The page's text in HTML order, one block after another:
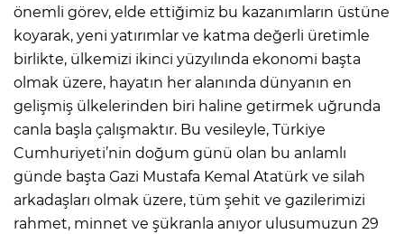
önemli görev, elde ettiğimiz bu kazanımların üstüne
koyarak, yeni yatırımlar ve katma değerli üretimle
birlikte, ülkemizi ikinci yüzyılında ekonomi başta
olmak üzere, hayatın her alanında dünyanın en
gelişmiş ülkelerinden biri haline getirmek uğrunda
canla başla çalışmaktır. Bu vesileyle, Türkiye
Cumhuriyeti’nin doğum günü olan bu anlamlı
günde başta Gazi Mustafa Kemal Atatürk ve silah
arkadaşları olmak üzere, tüm şehit ve gazilerimizi
rahmet, minnet ve şükranla anıyor ulusumuzun 29